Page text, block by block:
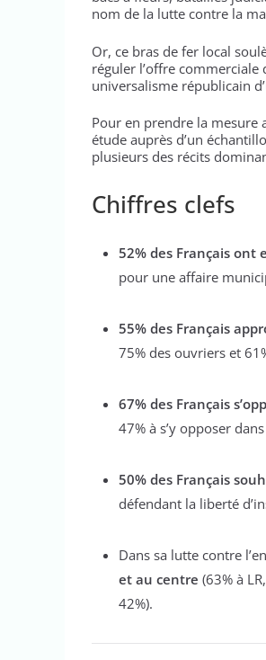
nom de la lutte contre la
Or, ce bras de fer local
réguler l’offre commerciale
universalisme républicain
Pour en prendre la mesure
étude auprès d’un
plusieurs des récits
Chiffres clefs
52% des Français
pour une affaire
55% des Français
75% des ouvriers et
67% des Français
47% à s’y opposer
50% des Français
défendant la liberté
Dans sa lutte contre
et au centre (63% à
42%).